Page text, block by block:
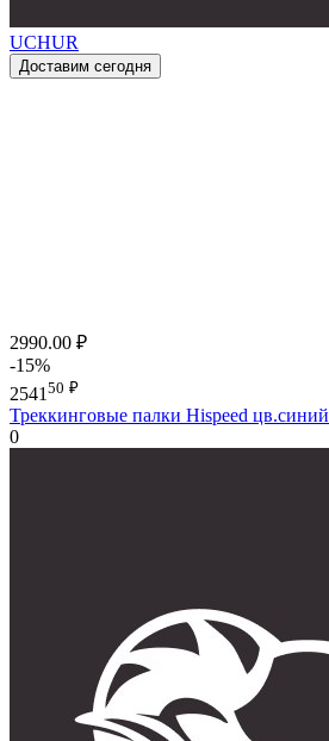
UCHUR
Доставим сегодня
2990.00 ₽
-15%
2541 50 ₽
Треккинговые палки Hispeed цв.синий
0